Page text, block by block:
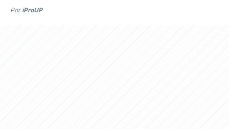
Por iProUP